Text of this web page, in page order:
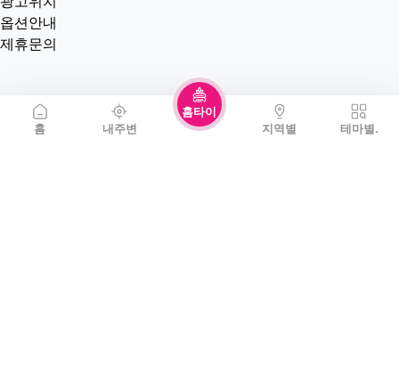
홈 내주변
홈타이
지역별
테마별.
옵션안내
제휴문의